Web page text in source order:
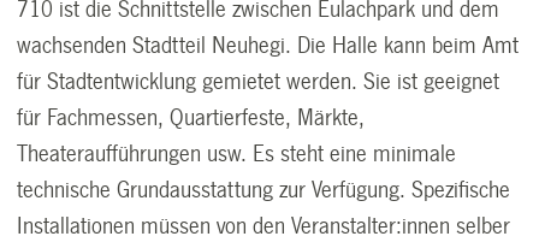
710 ist die Schnittstelle zwischen Eulachpark und dem
wachsenden Stadtteil Neuhegi. Die Halle kann beim Amt
für Stadtentwicklung gemietet werden. Sie ist geeignet
für Fachmessen, Quartierfeste, Märkte,
Theateraufführungen usw. Es steht eine minimale
technische Grundausstattung zur Verfügung. Spezifische
Installationen müssen von den Veranstalter:innen selber